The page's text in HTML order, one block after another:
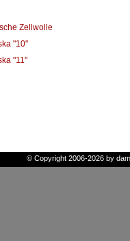
Zellwolle
"10"
"11"
© Copyright 2006-2026 by